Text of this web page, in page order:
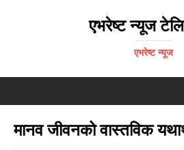
एभरेष्ट न्यूज
एभरेष्ट न्यूज
मानव जीवनको वास्तविक